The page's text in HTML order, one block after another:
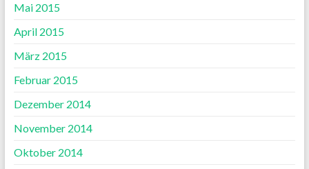
Mai 2015
April 2015
März 2015
Februar 2015
Dezember 2014
November 2014
Oktober 2014